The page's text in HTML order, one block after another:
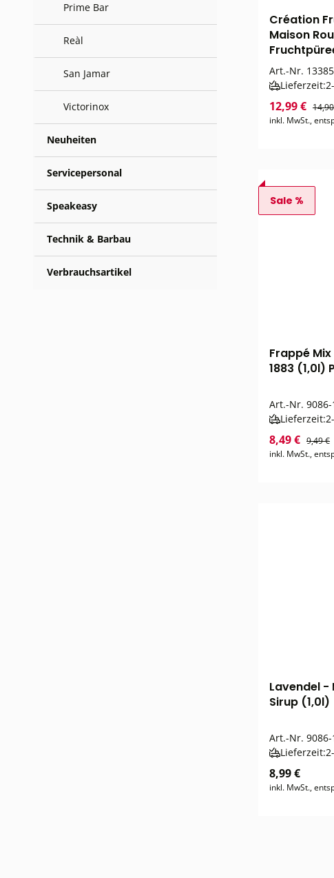
Prime Bar
Reàl
San Jamar
Victorinox
Neuheiten
Servicepersonal
Speakeasy
Technik & Barbau
Verbrauchsartikel
Création
Maison
Art.-Nr.
Lieferzeit:
12,99 €
inkl. MwSt.,
Sale %
Frappé
1883 (1,0l)
Art.-Nr.
Lieferzeit:
8,49 € 9,49 €
inkl. MwSt.,
Lavendel -
Sirup (1,0l)
Art.-Nr.
Lieferzeit:
8,99 €
inkl. MwSt.,